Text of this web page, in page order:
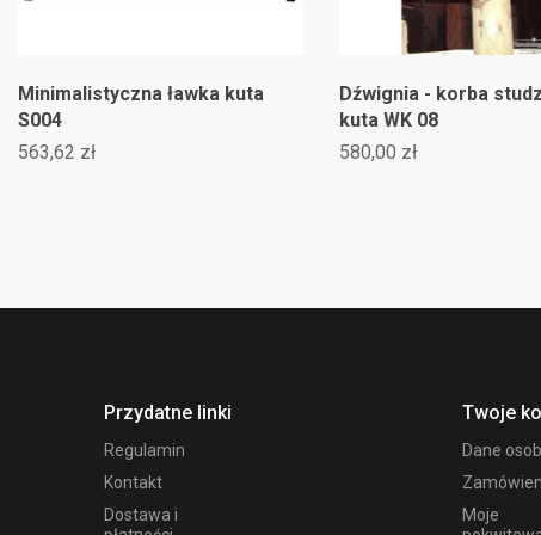
Minimalistyczna ławka kuta
S004
563,62 zł
Dźwignia - korba
kuta WK 08
580,00 zł
Przydatne linki
Regulamin
Kontakt
Dostawa i
Twoje
Dane
Moje